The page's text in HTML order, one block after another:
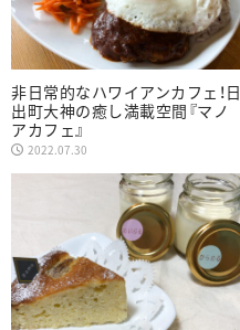
非日常的なハワイアンカフェ！日
出町大神の癒し満載空間『マノ
アカフェ』
2022.07.30